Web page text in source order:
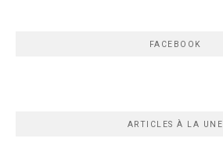
FACEBOOK
ARTICLES À LA UNE